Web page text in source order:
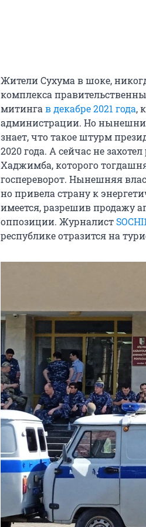
Жители Сухума в шоке,
комплекса
митинга в декабре 2021 года,
администрации. Но
знает, что такое штурм
2020 года. А сейчас не
Хаджимба, которого
госпереворот. Нынешняя
но привела страну к
имеется, разрешив продажу
оппозиции. Журналист
республике отразится на